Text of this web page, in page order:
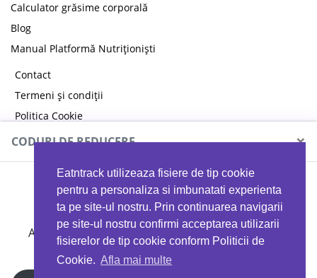
Eatntrack utilizeaza fisiere de tip cookie
pentru a personaliza si imbunatati experienta
ta pe site-ul nostru. Prin continuarea navigarii
pe site-ul nostru confirmi acceptarea utilizarii
fisierelor de tip cookie conform Politicii de
Cookie. Afla mai multe
Calculator grăsime corporală
Blog
Manual Platformă Nutriționiști
Contact
Termeni și condiții
Politica Cookie
Politica de confidențialitate
CODURI DE REDUCERE ×
MYPROTEIN
Ai 40%reducere la orice comandă folosind codul
EATTRACK